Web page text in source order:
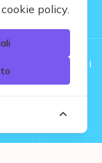
.
Tutti i
policy.